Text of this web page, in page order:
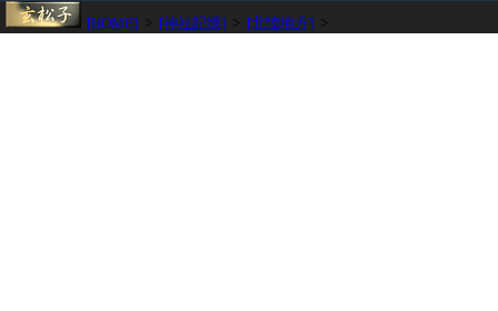
[HOME] [神社記憶] [北陸地方]